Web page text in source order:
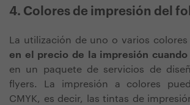
4. Colores de impresión del
La utilización de uno o varios
en el precio de la impresión cuando
en un paquete de servicios de
flyers. La impresión a colores
CMYK, es decir, las tintas de